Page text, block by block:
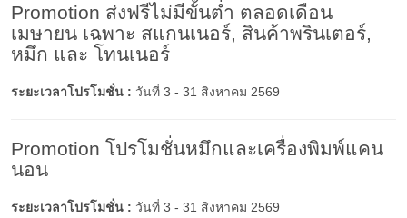
Promotion ส่งฟรีไม่มีขั้นต่ำ ตลอดเดือน
เมษายน เฉพาะ สแกนเนอร์, สินค้าพรินเตอร์,
หมึก และ โทนเนอร์
ระยะเวลาโปรโมชั่น : วันที่ 3 - 31 สิงหาคม 2569
Promotion โปรโมชั่นหมึกและเครื่องพิมพ์แคน
นอน
ระยะเวลาโปรโมชั่น : วันที่ 3 - 31 สิงหาคม 2569